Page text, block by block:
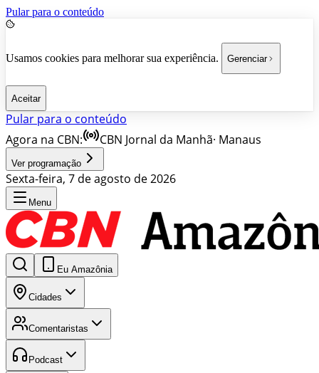
Pular para o conteúdo
Usamos cookies para melhorar sua experiência. Gerenciar
Aceitar
Pular para o conteúdo
Agora na CBN:
CBN Jornal da Manhã· Manaus
Ver programação
Sexta-feira, 7 de agosto de 2026
Menu
Eu Amazônia
Cidades
Comentaristas
Podcast